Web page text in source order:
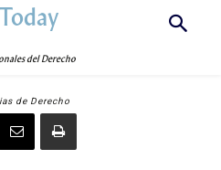
Today
del Derecho
de Derecho